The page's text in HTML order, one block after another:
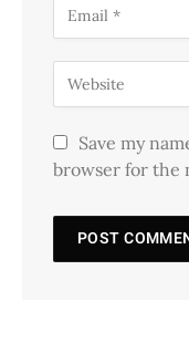
Save my
browser for the